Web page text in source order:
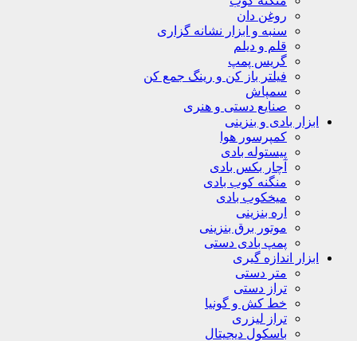
روغن دان
سنبه و ابزار نشانه گزاری
قلم و دیلم
گریس پمپ
فیلتر باز کن و رینگ جمع کن
سمپاش
صنایع دستی و هنری
ابزار بادی و بنزینی
کمپرسور هوا
پیستوله بادی
آچار بکس بادی
منگنه کوب بادی
میخکوب بادی
اره بنزینی
موتور برق بنزینی
پمپ بادی دستی
ابزار اندازه گیری
متر دستی
تراز دستی
خط کش و گونیا
تراز لیزری
باسکول دیجیتال